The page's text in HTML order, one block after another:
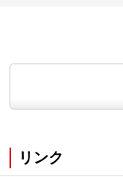
リンク